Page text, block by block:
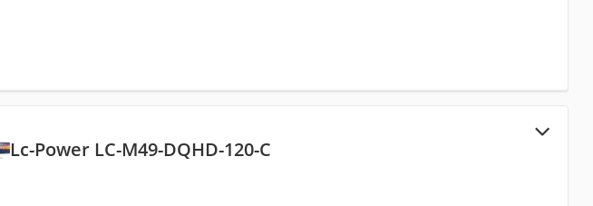
Lc-Power LC-M49-DQHD-120-C